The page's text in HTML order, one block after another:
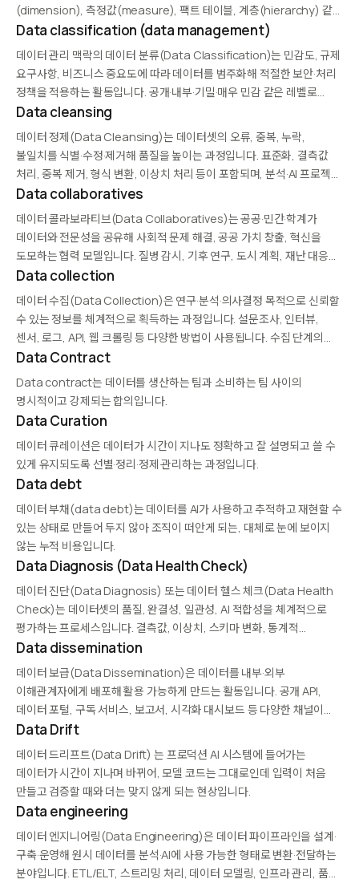
(dimension), 측정값(measure), 팩트 테이블, 계층(hierarchy) 같은
개념을 사용해 OLAP 큐브와 대시보드를 구성합니다. 효과적 분류는 쿼리
성능, 분석 유연성, 사용자 이해도를 크게 향상시킵니다.
Data classification (data management)
데이터 관리 맥락의 데이터 분류(Data Classification)는 민감도, 규제
요구사항, 비즈니스 중요도에 따라 데이터를 범주화해 적절한 보안·처리
정책을 적용하는 활동입니다. 공개·내부·기밀·매우 민감 같은 레벨로
구분하며, 각 레벨별로 접근 통제, 암호화, 보관 기간, 삭제 절차가
달라집니다. GDPR·HIPAA 등 규제 준수와 보안 사고…
Data cleansing
데이터 정제(Data Cleansing)는 데이터셋의 오류, 중복, 누락,
불일치를 식별·수정·제거해 품질을 높이는 과정입니다. 표준화, 결측값
처리, 중복 제거, 형식 변환, 이상치 처리 등이 포함되며, 분석·AI 프로젝트
시간의 상당 부분을 차지합니다. 자동화 도구(OpenRefine, Trifacta)
와 AI 기반 정제 기술이 발전하고 있습니다.
Data collaboratives
데이터 콜라보라티브(Data Collaboratives)는 공공·민간·학계가
데이터와 전문성을 공유해 사회적 문제 해결, 공공 가치 창출, 혁신을
도모하는 협력 모델입니다. 질병 감시, 기후 연구, 도시 계획, 재난 대응
같은 영역에서 개별 조직이 해결하기 어려운 과제에 공동 대응합니다.
프라이버시·보안·지배구조가 핵심 과제이며, 데이터 클린룸·연합학습
같은…
Data collection
데이터 수집(Data Collection)은 연구·분석·의사결정 목적으로 신뢰할
수 있는 정보를 체계적으로 획득하는 과정입니다. 설문조사, 인터뷰,
센서, 로그, API, 웹 크롤링 등 다양한 방법이 사용됩니다. 수집 단계의
품질과 편향이 이후 분석의 신뢰성을 좌우하므로, 샘플링 설계·동의·규정
준수가 중요합니다.
Data Contract
Data contract는 데이터를 생산하는 팀과 소비하는 팀 사이의
명시적이고 강제되는 합의입니다.
Data Curation
데이터 큐레이션은 데이터가 시간이 지나도 정확하고 잘 설명되고 쓸 수
있게 유지되도록 선별·정리·정제·관리하는 과정입니다.
Data debt
데이터 부채(data debt)는 데이터를 AI가 사용하고 추적하고 재현할 수
있는 상태로 만들어 두지 않아 조직이 떠안게 되는, 대체로 눈에 보이지
않는 누적 비용입니다.
Data Diagnosis (Data Health Check)
데이터 진단(Data Diagnosis) 또는 데이터 헬스 체크(Data Health
Check)는 데이터셋의 품질, 완결성, 일관성, AI 적합성을 체계적으로
평가하는 프로세스입니다. 결측값, 이상치, 스키마 변화, 통계적
드리프트, 편향 등을 진단하며, AI 프로젝트 착수 전과 운영 중 지속적으로
수행됩니다. 문제를 조기에 식별해 파이프라인 하류의…
Data dissemination
데이터 보급(Data Dissemination)은 데이터를 내부·외부
이해관계자에게 배포해 활용 가능하게 만드는 활동입니다. 공개 API,
데이터 포털, 구독 서비스, 보고서, 시각화 대시보드 등 다양한 채널이
사용됩니다. 공공 통계, 연구 데이터, 개방 정부 이니셔티브, 상업 데이터
마켓플레이스에서 중요한 역할을 하며, 접근성·발견성·재사용성이 핵심
품질…
Data Drift
데이터 드리프트(Data Drift) 는 프로덕션 AI 시스템에 들어가는
데이터가 시간이 지나며 바뀌어, 모델 코드는 그대로인데 입력이 처음
만들고 검증할 때와 더는 맞지 않게 되는 현상입니다.
Data engineering
데이터 엔지니어링(Data Engineering)은 데이터 파이프라인을 설계·
구축·운영해 원시 데이터를 분석·AI에 사용 가능한 형태로 변환·전달하는
분야입니다. ETL/ELT, 스트리밍 처리, 데이터 모델링, 인프라 관리, 품질